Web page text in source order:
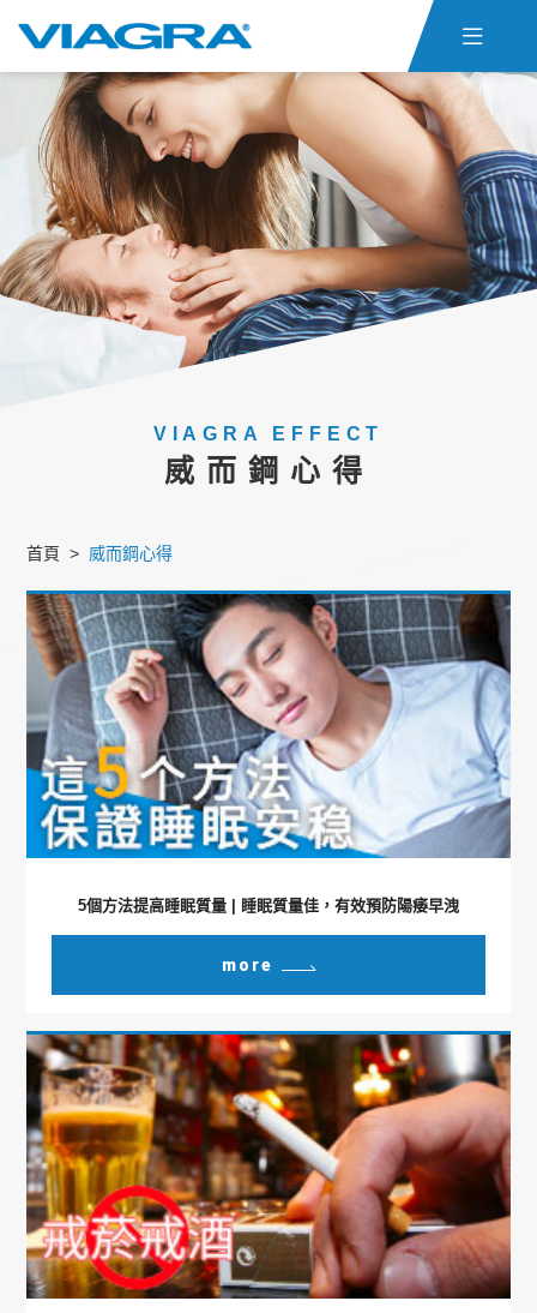

首頁
關於ED 威而鋼心得
聯絡我們 貨態查詢
威而鋼購買
VIAGRA EFFECT
威而鋼心得
首頁 威而鋼心得
5個方法提高睡眠質量 | 睡眠質量佳，有效預防陽痿早洩
more